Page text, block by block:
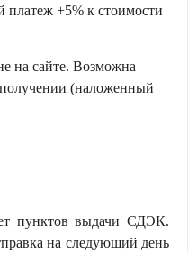
+5% к стоимости
на сайте. Возможна
(наложенный
пунктов выдачи СДЭК.
на следующий день